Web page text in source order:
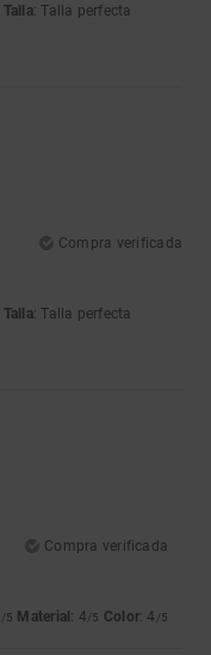
Talla: Talla perfecta
Compra verificada
Talla: Talla perfecta
Compra verificada
/5 Material: 4/5 Color: 4 /5